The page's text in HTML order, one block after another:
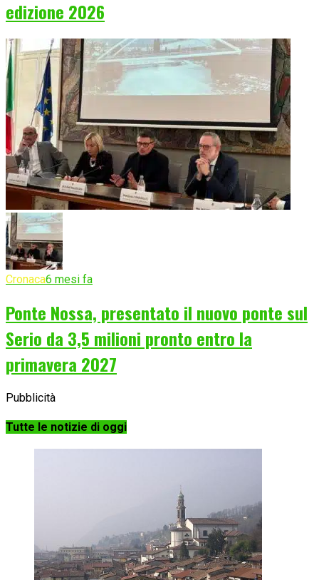
edizione 2026
Cronaca6 mesi fa
Ponte Nossa, presentato il nuovo ponte sul
Serio da 3,5 milioni pronto entro la
primavera 2027
Pubblicità
Tutte le notizie di oggi